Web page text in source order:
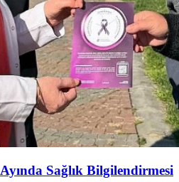
Sağlık Bilgilendirmesi